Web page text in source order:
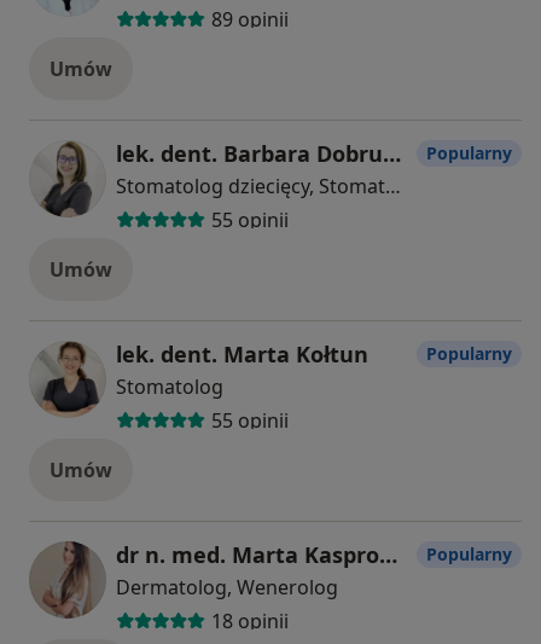
89 opinii
Umów
lek. dent. Barbara Dobruń-Cegiełka
Stomatolog dziecięcy, Stomatolog
55 opinii
Popularny
Umów
lek. dent. Marta Kołtun
Stomatolog
55 opinii
Popularny
Umów
dr n. med. Marta Kasprowicz-Furmańczyk
Dermatolog, Wenerolog
18 opinii
Popularny